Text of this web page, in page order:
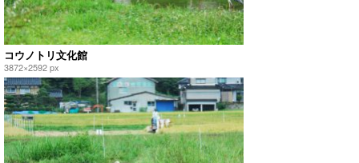
コウノトリ文化館
3872×2592 px